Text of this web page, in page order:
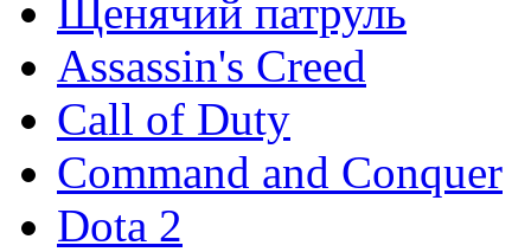
Щенячий патруль
Assassin's Creed
Call of Duty
Command and Conquer
Dota 2